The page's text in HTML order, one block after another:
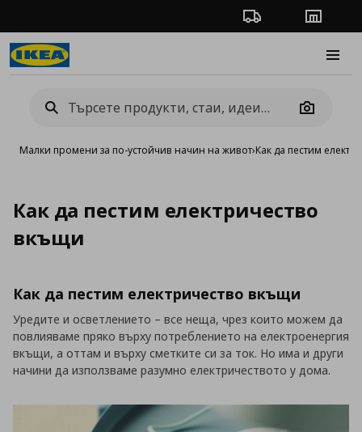
Проследяване на
Camera
Малки промени за по-устойчив начин на живот›Как да пестим
Как да пестим електричество
вкъщи
Как да пестим електричество вкъщи
Уредите и осветлението – все неща, чрез които можем да
повлияваме пряко върху потреблението на електроенергия
вкъщи, а оттам и върху сметките си за ток. Но има и други
начини да използваме разумно електричеството у дома.